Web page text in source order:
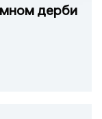
дерби